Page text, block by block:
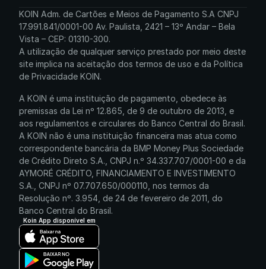
KOIN Adm. de Cartões e Meios de Pagamento S.A CNPJ
17.991.841/0001-00 Av. Paulista, 2421 – 13º Andar – Bela
Vista – CEP: 01310-300.
A utilização de qualquer serviço prestado por meio deste
site implica na aceitação dos termos de uso e da Política
de Privacidade KOIN.
A KOIN é uma instituição de pagamento, obedece às
premissas da Lei nº 12.865, de 9 de outubro de 2013, e
aos regulamentos e circulares do Banco Central do Brasil.
A KOIN não é uma instituição financeira mas atua como
correspondente bancária da BMP Money Plus Sociedade
de Crédito Direto S.A., CNPJ n.º 34.337.707/0001-00 e da
AYMORÉ CRÉDITO, FINANCIAMENTO E INVESTIMENTO
S.A., CNPJ nº 07.707.650/000110, nos termos da
Resolução nº. 3.954, de 24 de fevereiro de 2011, do
Banco Central do Brasil.
Koin App disponível em